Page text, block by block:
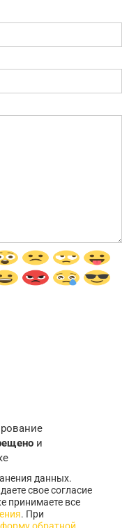
и
данных.
свое согласие
принимаете все
. При